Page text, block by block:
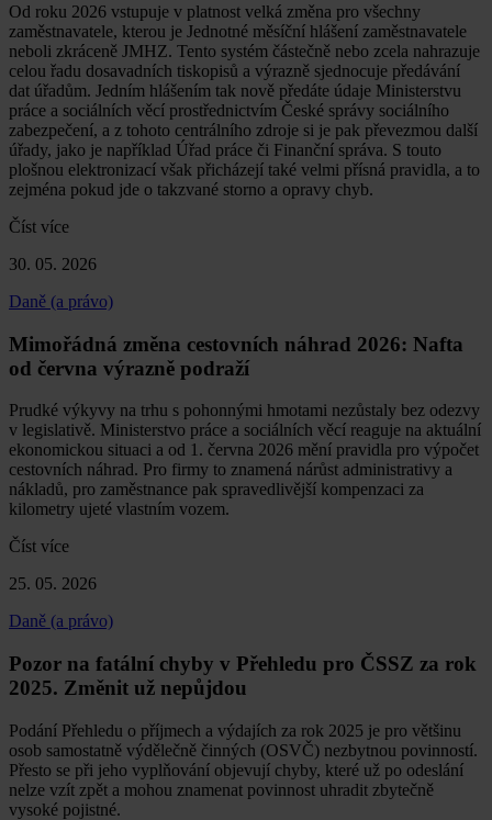
Od roku 2026 vstupuje v platnost velká změna pro všechny
zaměstnavatele, kterou je Jednotné měsíční hlášení zaměstnavatele
neboli zkráceně JMHZ. Tento systém částečně nebo zcela nahrazuje
celou řadu dosavadních tiskopisů a výrazně sjednocuje předávání
dat úřadům. Jedním hlášením tak nově předáte údaje Ministerstvu
práce a sociálních věcí prostřednictvím České správy sociálního
zabezpečení, a z tohoto centrálního zdroje si je pak převezmou další
úřady, jako je například Úřad práce či Finanční správa. S touto
plošnou elektronizací však přicházejí také velmi přísná pravidla, a to
zejména pokud jde o takzvané storno a opravy chyb.
Číst více
30. 05. 2026
Daně (a právo)
Mimořádná změna cestovních náhrad 2026: Nafta
od června výrazně podraží
Prudké výkyvy na trhu s pohonnými hmotami nezůstaly bez odezvy
v legislativě. Ministerstvo práce a sociálních věcí reaguje na aktuální
ekonomickou situaci a od 1. června 2026 mění pravidla pro výpočet
cestovních náhrad. Pro firmy to znamená nárůst administrativy a
nákladů, pro zaměstnance pak spravedlivější kompenzaci za
kilometry ujeté vlastním vozem.
Číst více
25. 05. 2026
Daně (a právo)
Pozor na fatální chyby v Přehledu pro ČSSZ za rok
2025. Změnit už nepůjdou
Podání Přehledu o příjmech a výdajích za rok 2025 je pro většinu
osob samostatně výdělečně činných (OSVČ) nezbytnou povinností.
Přesto se při jeho vyplňování objevují chyby, které už po odeslání
nelze vzít zpět a mohou znamenat povinnost uhradit zbytečně
vysoké pojistné.